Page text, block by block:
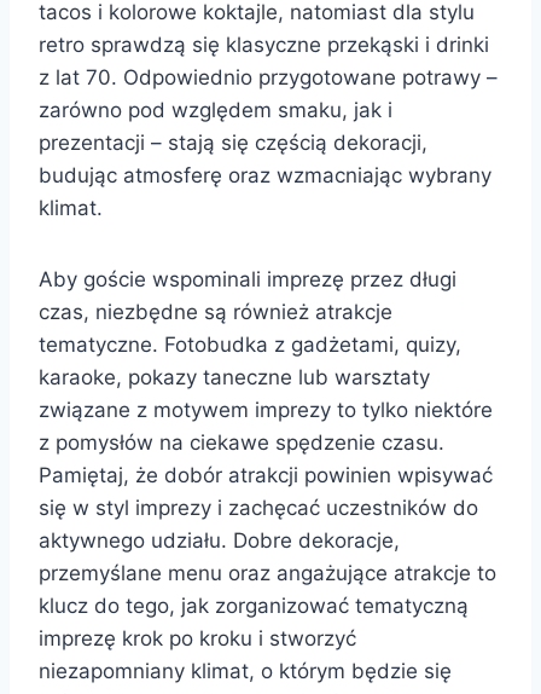
tacos i kolorowe koktajle, natomiast dla stylu
retro sprawdzą się klasyczne przekąski i drinki
z lat 70. Odpowiednio przygotowane potrawy –
zarówno pod względem smaku, jak i
prezentacji – stają się częścią dekoracji,
budując atmosferę oraz wzmacniając wybrany
klimat.
Aby goście wspominali imprezę przez długi
czas, niezbędne są również atrakcje
tematyczne. Fotobudka z gadżetami, quizy,
karaoke, pokazy taneczne lub warsztaty
związane z motywem imprezy to tylko niektóre
z pomysłów na ciekawe spędzenie czasu.
Pamiętaj, że dobór atrakcji powinien wpisywać
się w styl imprezy i zachęcać uczestników do
aktywnego udziału. Dobre dekoracje,
przemyślane menu oraz angażujące atrakcje to
klucz do tego, jak zorganizować tematyczną
imprezę krok po kroku i stworzyć
niezapomniany klimat, o którym będzie się